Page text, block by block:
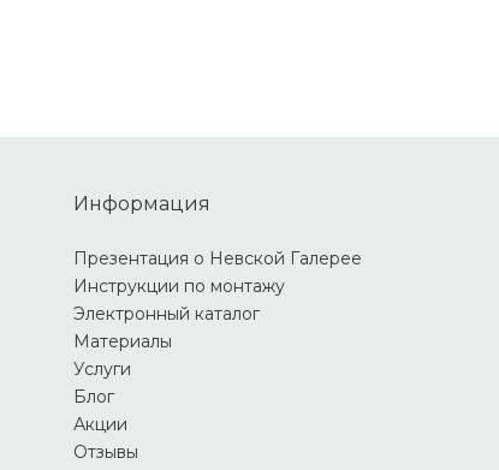
Информация
Презентация о Невской Галерее
Инструкции по монтажу
Электронный каталог
Материалы
Услуги
Блог
Акции
Отзывы